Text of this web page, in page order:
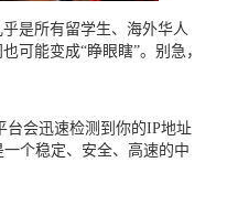
是所有留学生、海外华人
可能变成“睁眼瞎”。别急，
台会迅速检测到你的IP地址
个稳定、安全、高速的中